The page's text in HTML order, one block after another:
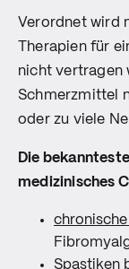
Verordnet wird
Therapien für
nicht vertragen
Schmerzmittel
oder zu viele
Die
medizinisches
Spastiken